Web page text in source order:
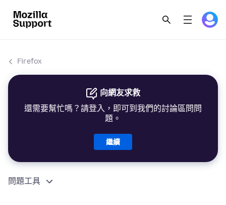
Firefox
向網友求救
還需要幫忙嗎？請登入，即可到我們的討論區問問
題。
繼續
問題工具